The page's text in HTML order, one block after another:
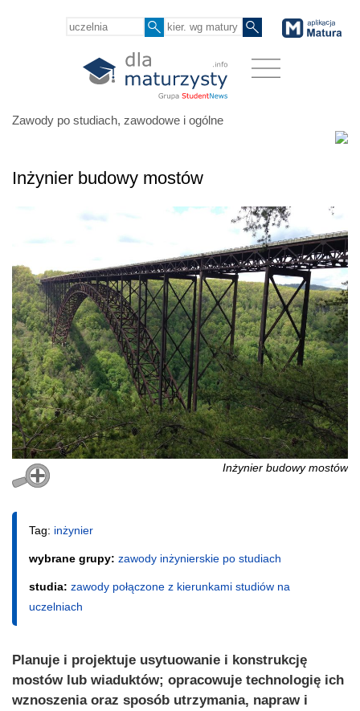
Zawody po studiach, zawodowe i ogólne
Inżynier budowy mostów
Inżynier budowy mostów
Tag: inżynier
wybrane grupy: zawody inżynierskie po studiach
studia: zawody połączone z kierunkami studiów na
uczelniach
Planuje i projektuje usytuowanie i konstrukcję
mostów lub wiaduktów; opracowuje technologię ich
wznoszenia oraz sposób utrzymania, napraw i